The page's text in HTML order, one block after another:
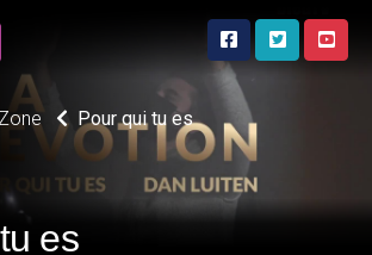
Pour qui tu es
es